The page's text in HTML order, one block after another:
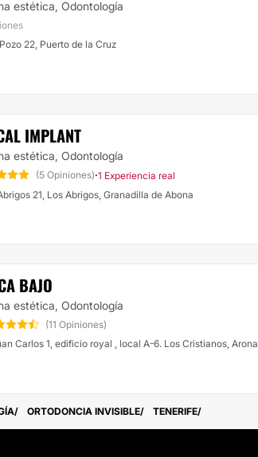
estética, Odontología
22, Puerto de la Cruz
IMPLANT
estética, Odontología
(5 Opiniones)·1 Experiencia real
21, Los Abrigos, Granadilla de Abona
BAJO
estética, Odontología
(11 Opiniones)
Carlos 1, edificio royal , local A-6. Los Cristianos, Arona
ORTODONCIA INVISIBLE TENERIFE